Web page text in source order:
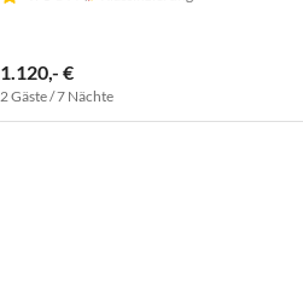
1.120,- €
2 Gäste / 7 Nächte